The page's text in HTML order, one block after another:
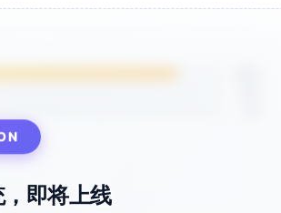
即将上线